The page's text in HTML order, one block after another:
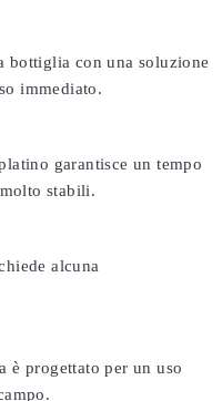
bottiglia con una soluzione
immediato.
garantisce un tempo
stabili.
alcuna
è progettato per un uso